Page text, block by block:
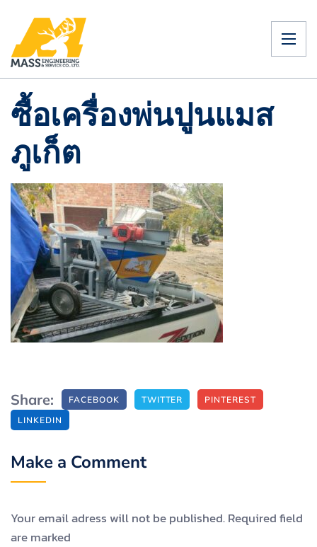
ซื้อเครื่องพ่นปูนแมส
ภูเก็ต
Share: FACEBOOK TWITTER
PINTEREST
LINKEDIN
Make a Comment
Your email adress will not be published. Required field
are marked